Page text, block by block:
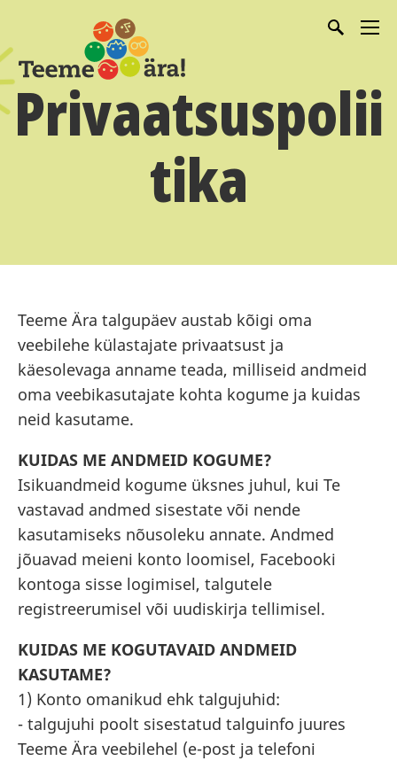
Privaatsuspolii
tika
Teeme Ära talgupäev austab kõigi oma
veebilehe külastajate privaatsust ja
käesolevaga anname teada, milliseid andmeid
oma veebikasutajate kohta kogume ja kuidas
neid kasutame.
KUIDAS ME ANDMEID KOGUME?
Isikuandmeid kogume üksnes juhul, kui Te
vastavad andmed sisestate või nende
kasutamiseks nõusoleku annate. Andmed
jõuavad meieni konto loomisel, Facebooki
kontoga sisse logimisel, talgutele
registreerumisel või uudiskirja tellimisel.
KUIDAS ME KOGUTAVAID ANDMEID
KASUTAME?
1) Konto omanikud ehk talgujuhid:
- talgujuhi poolt sisestatud talguinfo juures
Teeme Ära veebilehel (e-post ja telefoni